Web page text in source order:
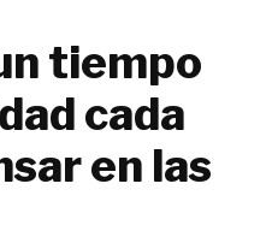
tiempo
cada
en las